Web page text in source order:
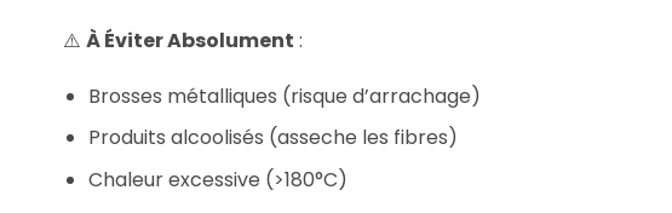
⚠️ À Éviter Absolument :
Brosses métalliques (risque d’arrachage)
Produits alcoolisés (asseche les fibres)
Chaleur excessive (>180°C)